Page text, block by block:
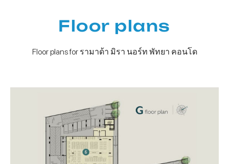
Floor plans
Floor plans for รามาด้า มิรา นอร์ท พัทยา คอนโด